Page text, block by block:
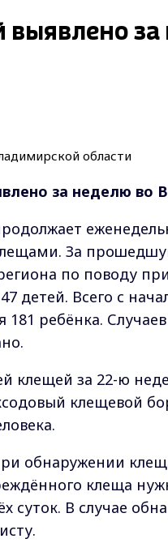
за
за неделю во
За
по поводу
детей. Всего с
181 ребёнка.
клещей за 22-ю
клещевой
обнаружении
клеща
суток. В случае